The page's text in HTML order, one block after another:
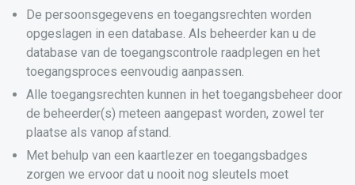
De persoonsgegevens en toegangsrechten worden
opgeslagen in een database. Als beheerder kan u de
database van de toegangscontrole raadplegen en het
toegangsproces eenvoudig aanpassen.
Alle toegangsrechten kunnen in het toegangsbeheer door
de beheerder(s) meteen aangepast worden, zowel ter
plaatse als vanop afstand.
Met behulp van een kaartlezer en toegangsbadges
zorgen we ervoor dat u nooit nog sleutels moet